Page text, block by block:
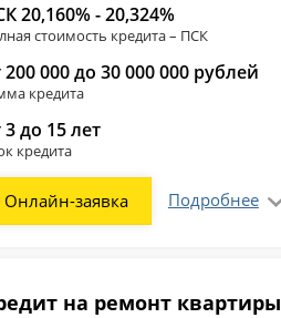
20,160% - 20,324%
стоимость кредита – ПСК
200 000 до 30 000 000 рублей
кредита
3 до 15 лет
кредита
Онлайн-заявка Подробнее
на ремонт квартиры